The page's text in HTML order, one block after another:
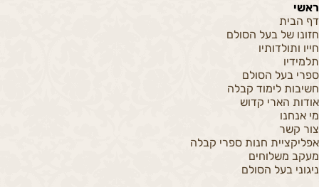
ראשי
דף הבית
חזונו של בעל הסולם
חייו ותולדותיו
תלמידיו
ספרי בעל הסולם
חשיבות לימוד קבלה
אודות הארי קדוש
מי אנחנו
צור קשר
אפליקציית חנות ספרי קבלה
מעקב משלוחים
ניגוני בעל הסולם